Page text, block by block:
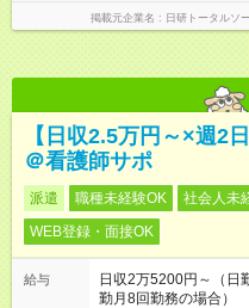
掲載元企業名 日研トータルソ
【日収2.5万円～×週2
＠看護師サポ
派遣 職種未経験OK 社会人未
WEB登録・面接OK
給与
日収2万5200円～（
勤月8回勤務の場合）